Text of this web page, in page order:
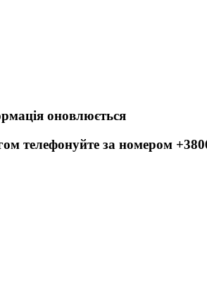
оновлюється
телефонуйте за номером